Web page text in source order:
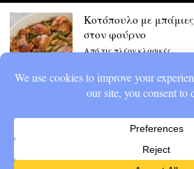
Κοτόπουλο με μπάμιες
στον φούρνο
Από τις πλέον κλασικές
Κοτόπουλο με
στρογγυλές και
Το κλασικό φουρνιστό
κοτόπουλο με πατάτες λίγο